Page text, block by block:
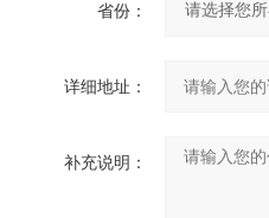
省份：
详细地址：
补充说明：